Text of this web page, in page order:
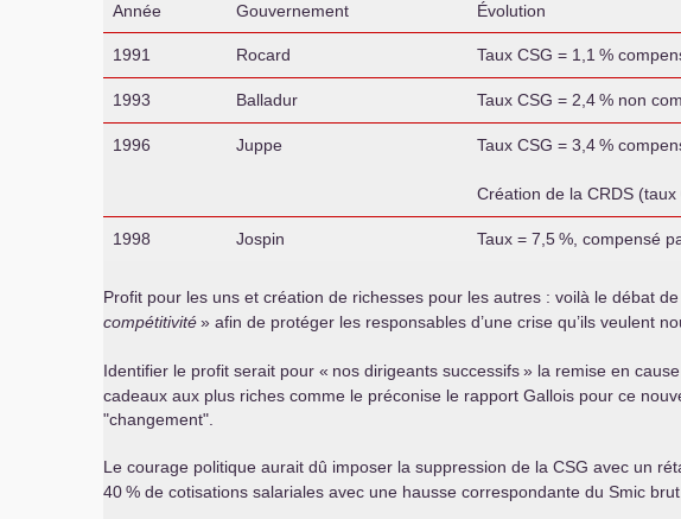
Année Gouvernement Évolution
1991 Rocard Taux CSG = 1,1 %
1993 Balladur Taux CSG = 2,4% non
1996 Juppe Taux CSG = 3,4%
Création de la CRDS (taux
1998 Jospin Taux = 7,5%, compensé
Profit pour les uns et création de richesses pour les autres : voilà le débat
compétitivité» afin de protéger les responsables d’une crise qu’ils veulent
Identifier le profit serait pour « nos dirigeants successifs» la remise en
cadeaux aux plus riches comme le préconise le rapport Gallois pour ce
"changement".
Le courage politique aurait dû imposer la suppression de la CSG avec un
40% de cotisations salariales avec une hausse correspondante du Smic brut.